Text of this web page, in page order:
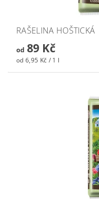
RAŠELINA HOŠTICKÁ
od89 Kč
od 6,95 Kč / 1 l